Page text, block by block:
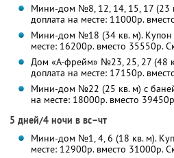
Мини-дом №8, 12, 14, 15, 17 (23
доплата на месте: 11000р.
Мини-дом №18 (34 кв. м). Купон
месте: 16200р. вместо 35550р.
Дом «А-фрейм» №23, 25, 27 (48
доплата на месте: 17150р.
Мини-дом №22 (25 кв. м) с
на месте: 18000р. вместо
5 дней/4 ночи в вс–чт
Мини-дом №1, 4, 6 (18 кв. м).
месте: 12900р. вместо 31000р.